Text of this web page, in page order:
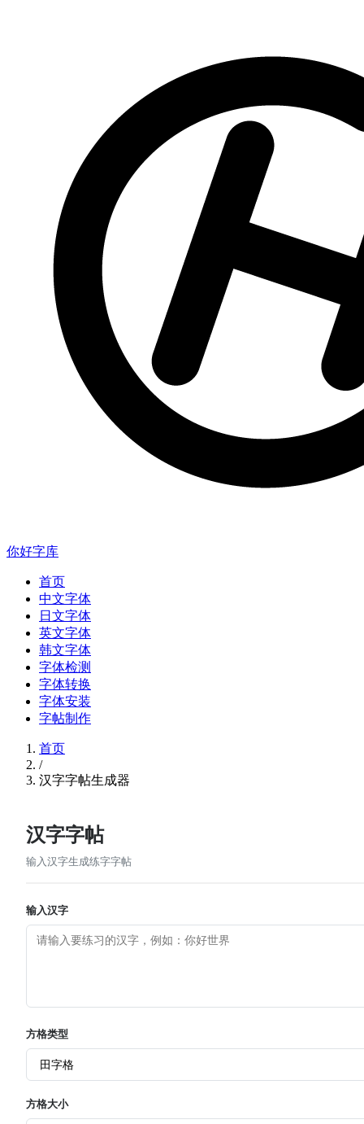
你好字库
首页
中文字体
日文字体
英文字体
韩文字体
字体检测
字体转换
字体安装
字帖制作
首页
/
汉字字帖生成器
汉字字帖
输入汉字生成练字字帖
输入汉字
方格类型
方格大小